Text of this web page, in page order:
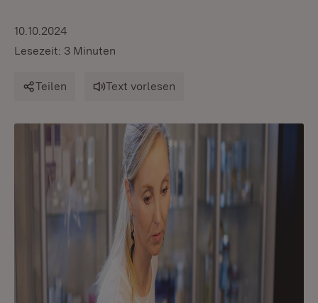
10.10.2024
Lesezeit: 3 Minuten
Teilen Text vorlesen